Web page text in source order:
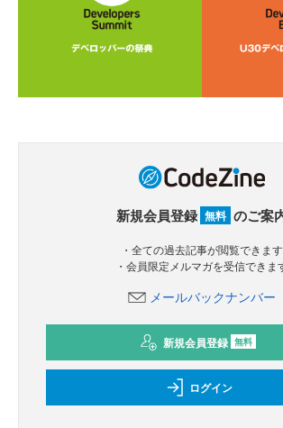
新規会員登録 無料 のご案
・全ての過去記事が閲覧できます
・会員限定メルマガを受信できま
メールバックナンバー
新規会員登録 無料
ログイン